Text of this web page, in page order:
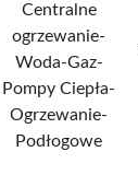
Centralne
ogrzewanie-
Woda-Gaz-
Pompy Ciepła-
Ogrzewanie-
Podłogowe